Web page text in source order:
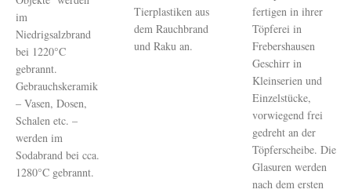
im
Niedrigsalzbrand
bei 1220°C
gebrannt.
Gebrauchskeramik
– Vasen, Dosen,
Schalen etc. –
werden im
Sodabrand bei cca.
1280°C gebrannt.
Tierplastiken aus
dem Rauchbrand
und Raku an.
fertigen in ihrer
Töpferei in
Frebershausen
Geschirr in
Kleinserien und
Einzelstücke,
vorwiegend frei
gedreht an der
Töpferscheibe. Die
Glasuren werden
nach dem ersten